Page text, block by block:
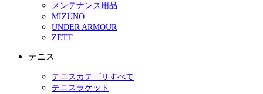
メンテナンス用品
MIZUNO
UNDER ARMOUR
ZETT
テニス
テニスカテゴリすべて
テニスラケット